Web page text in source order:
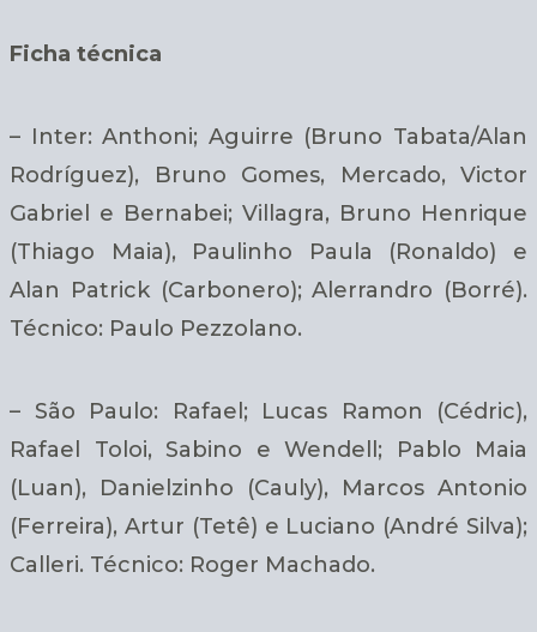
Ficha técnica
– Inter: Anthoni; Aguirre (Bruno Tabata/Alan
Rodríguez), Bruno Gomes, Mercado, Victor
Gabriel e Bernabei; Villagra, Bruno Henrique
(Thiago Maia), Paulinho Paula (Ronaldo) e
Alan Patrick (Carbonero); Alerrandro (Borré).
Técnico: Paulo Pezzolano.
– São Paulo: Rafael; Lucas Ramon (Cédric),
Rafael Toloi, Sabino e Wendell; Pablo Maia
(Luan), Danielzinho (Cauly), Marcos Antonio
(Ferreira), Artur (Tetê) e Luciano (André Silva);
Calleri. Técnico: Roger Machado.